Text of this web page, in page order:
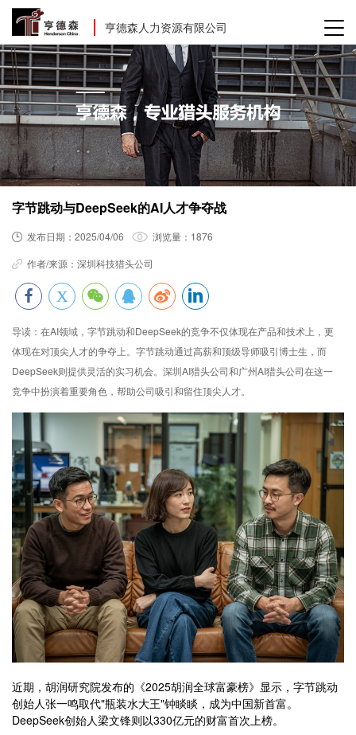
亨德森人力资源有限公司
字节跳动与DeepSeek的AI人才争夺战
发布日期： 2025/04/06 浏览量： 1876
作者/来源： 深圳科技猎头公司
导读： 在AI领域，字节跳动和DeepSeek的竞争不仅体现在产品和技术上，更
体现在对顶尖人才的争夺上。字节跳动通过高薪和顶级导师吸引博士生，而
DeepSeek则提供灵活的实习机会。深圳AI猎头公司和广州AI猎头公司在这一
竞争中扮演着重要角色，帮助公司吸引和留住顶尖人才。
近期，胡润研究院发布的《2025胡润全球富豪榜》显示，字节跳动
创始人张一鸣取代"瓶装水大王"钟睒睒，成为中国新首富。
DeepSeek创始人梁文锋则以330亿元的财富首次上榜。